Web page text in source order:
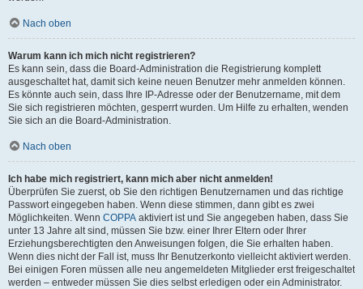
Nach oben
Warum kann ich mich nicht registrieren?
Es kann sein, dass die Board-Administration die Registrierung komplett
ausgeschaltet hat, damit sich keine neuen Benutzer mehr anmelden können.
Es könnte auch sein, dass Ihre IP-Adresse oder der Benutzername, mit dem
Sie sich registrieren möchten, gesperrt wurden. Um Hilfe zu erhalten, wenden
Sie sich an die Board-Administration.
Nach oben
Ich habe mich registriert, kann mich aber nicht anmelden!
Überprüfen Sie zuerst, ob Sie den richtigen Benutzernamen und das richtige
Passwort eingegeben haben. Wenn diese stimmen, dann gibt es zwei
Möglichkeiten. Wenn COPPA aktiviert ist und Sie angegeben haben, dass Sie
unter 13 Jahre alt sind, müssen Sie bzw. einer Ihrer Eltern oder Ihrer
Erziehungsberechtigten den Anweisungen folgen, die Sie erhalten haben.
Wenn dies nicht der Fall ist, muss Ihr Benutzerkonto vielleicht aktiviert werden.
Bei einigen Foren müssen alle neu angemeldeten Mitglieder erst freigeschaltet
werden – entweder müssen Sie dies selbst erledigen oder ein Administrator.